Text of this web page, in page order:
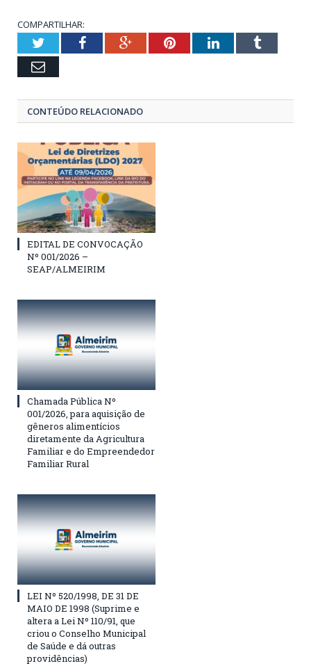
COMPARTILHAR:
TwitterFacebookGoogle+PinterestLinkedInTumblr
Email
CONTEÚDO RELACIONADO
EDITAL DE CONVOCAÇÃO
Nº 001/2026 –
SEAP/ALMEIRIM
Chamada Pública Nº
001/2026, para aquisição de
gêneros alimentícios
diretamente da Agricultura
Familiar e do Empreendedor
Familiar Rural
LEI Nº 520/1998, DE 31 DE
MAIO DE 1998 (Suprime e
altera a Lei Nº 110/91, que
criou o Conselho Municipal
de Saúde e dá outras
providências)